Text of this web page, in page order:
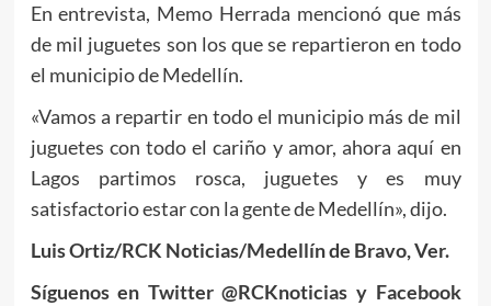
En entrevista, Memo Herrada mencionó que más
de mil juguetes son los que se repartieron en todo
el municipio de Medellín.
«Vamos a repartir en todo el municipio más de mil
juguetes con todo el cariño y amor, ahora aquí en
Lagos partimos rosca, juguetes y es muy
satisfactorio estar con la gente de Medellín», dijo.
Luis Ortiz/RCK Noticias/Medellín de Bravo, Ver.
Síguenos en Twitter @RCKnoticias y Facebook